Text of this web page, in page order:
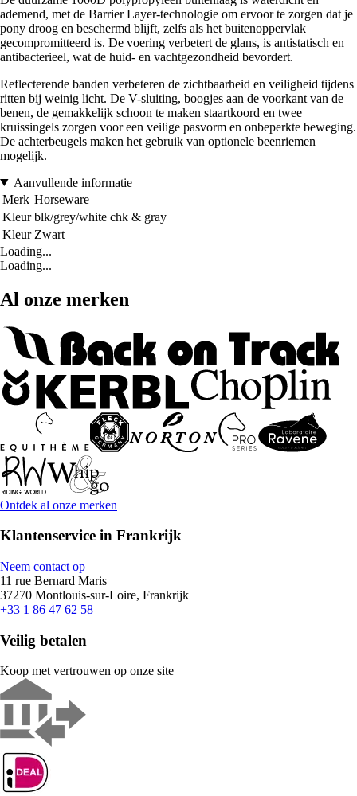
ademend, met de Barrier Layer-technologie om ervoor te zorgen dat je
pony droog en beschermd blijft, zelfs als het buitenoppervlak
gecompromitteerd is. De voering verbetert de glans, is antistatisch en
antibacterieel, wat de huid- en vachtgezondheid bevordert.
Reflecterende banden verbeteren de zichtbaarheid en veiligheid tijdens
ritten bij weinig licht. De V-sluiting, boogjes aan de voorkant van de
benen, de gemakkelijk schoon te maken staartkoord en twee
kruissingels zorgen voor een veilige pasvorm en onbeperkte beweging.
De achterbeugels maken het gebruik van optionele beenriemen
mogelijk.
Aanvullende informatie
Merk Horseware
Kleur blk/grey/white chk & gray
Kleur Zwart
Loading...
Loading...
Al onze merken
Ontdek al onze merken
Klantenservice in Frankrijk
Neem contact op
11 rue Bernard Maris
37270 Montlouis-sur-Loire, Frankrijk
+33 1 86 47 62 58
Veilig betalen
Koop met vertrouwen op onze site